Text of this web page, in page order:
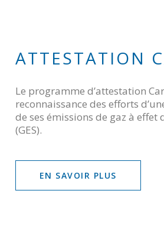
ATTESTATION
Le programme d’attestation
reconnaissance des efforts
de ses émissions de gaz à effet
(GES).
EN SAVOIR PLUS